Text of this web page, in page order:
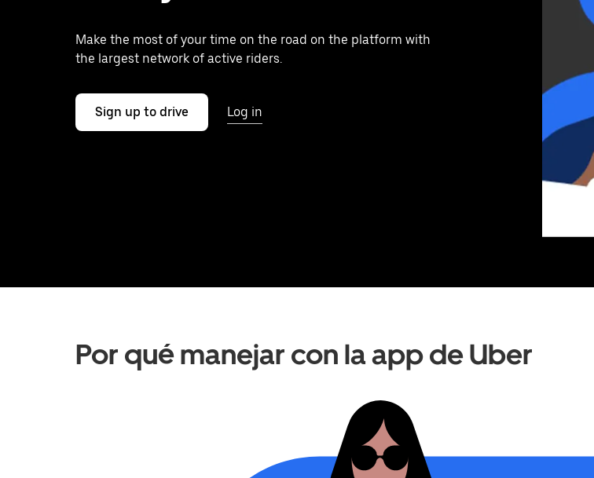
Make the most of your time on the road on the platform with
the largest network of active riders.
Sign up to drive Log in
Por qué manejar con la app de Uber